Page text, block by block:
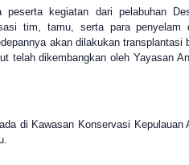
peserta kegiatan dari pelabuhan
tim, tamu, serta para
akan dilakukan transplantasi
telah dikembangkan oleh Yayasan
di Kawasan Konservasi Kepulauan